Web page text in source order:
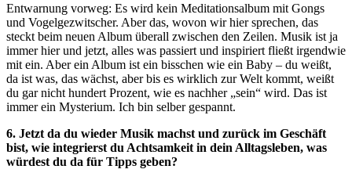
Entwarnung vorweg: Es wird kein Meditationsalbum mit Gongs
und Vogelgezwitscher. Aber das, wovon wir hier sprechen, das
steckt beim neuen Album überall zwischen den Zeilen. Musik ist ja
immer hier und jetzt, alles was passiert und inspiriert fließt irgendwie
mit ein. Aber ein Album ist ein bisschen wie ein Baby – du weißt,
da ist was, das wächst, aber bis es wirklich zur Welt kommt, weißt
du gar nicht hundert Prozent, wie es nachher „sein“ wird. Das ist
immer ein Mysterium. Ich bin selber gespannt.
6. Jetzt da du wieder Musik machst und zurück im Geschäft
bist, wie integrierst du Achtsamkeit in dein Alltagsleben, was
würdest du da für Tipps geben?